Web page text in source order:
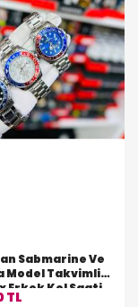
Sabmarine Ve
Model Takvimli
Erkek Kol Saati
TL